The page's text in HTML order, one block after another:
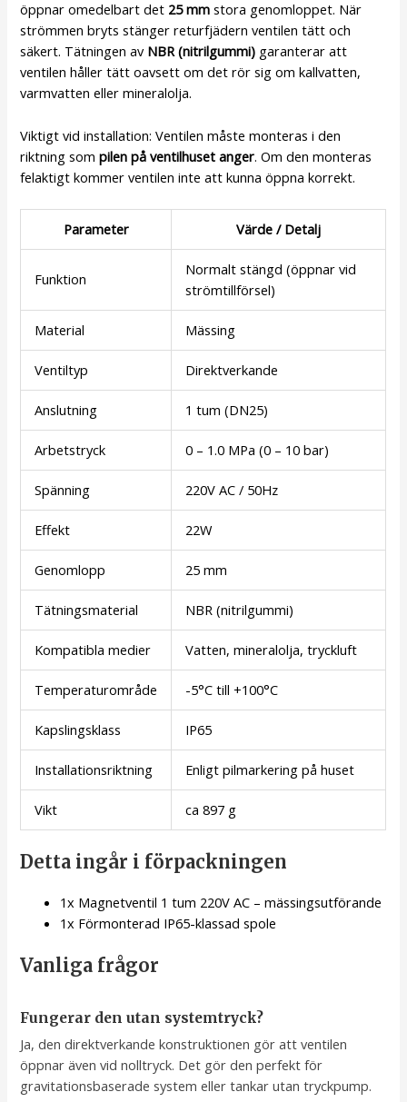
öppnar omedelbart det 25 mm stora genomloppet. När
strömmen bryts stänger returfjädern ventilen tätt och
säkert. Tätningen av NBR (nitrilgummi) garanterar att
ventilen håller tätt oavsett om det rör sig om kallvatten,
varmvatten eller mineralolja.
Viktigt vid installation: Ventilen måste monteras i den
riktning sompilen på ventilhuset anger. Om den monteras
felaktigt kommer ventilen inte att kunna öppna korrekt.
Parameter Värde / Detalj
Funktion
Normalt stängd (öppnar vid
strömtillförsel)
Material Mässing
Ventiltyp Direktverkande
Anslutning 1 tum (DN25)
Arbetstryck 0 – 1.0 MPa (0 – 10 bar)
Spänning 220V AC / 50Hz
Effekt 22W
Genomlopp 25 mm
Tätningsmaterial NBR (nitrilgummi)
Kompatibla medier Vatten, mineralolja, tryckluft
Temperaturområde -5°C till +100°C
Kapslingsklass IP65
Installationsriktning Enligt pilmarkering på huset
Vikt ca 897 g
Detta ingår i förpackningen
1x Magnetventil 1 tum 220V AC – mässingsutförande
1x Förmonterad IP65-klassad spole
Vanliga frågor
Fungerar den utan systemtryck?
Ja, den direktverkande konstruktionen gör att ventilen
öppnar även vid nolltryck. Det gör den perfekt för
gravitationsbaserade system eller tankar utan tryckpump.